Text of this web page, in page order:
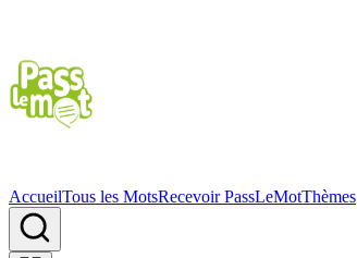
AccueilTous les MotsRecevoir PassLeMotThèmes